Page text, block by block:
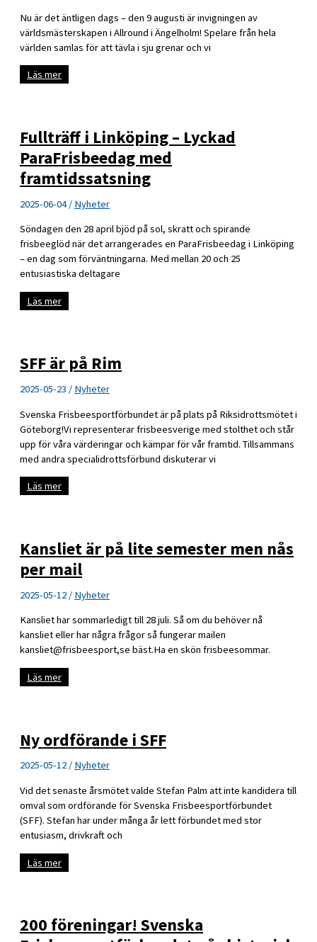
Nu är det äntligen dags – den 9 augusti är invigningen av
världsmästerskapen i Allround i Ängelholm! Spelare från hela
världen samlas för att tävla i sju grenar och vi
VM
i
Läs mer
Fullträff i Linköping – Lyckad
ParaFrisbeedag med
framtidssatsning
2025-06-04/ Nyheter
Söndagen den 28 april bjöd på sol, skratt och spirande
frisbeeglöd när det arrangerades en ParaFrisbeedag i Linköping
– en dag som förväntningarna. Med mellan 20 och 25
entusiastiska deltagare
Fullträff
i
med
framtidssatsning
Läs mer
SFF är på Rim
2025-05-23 / Nyheter
Svenska Frisbeesportförbundet är på plats på Riksidrottsmötet i
Göteborg!Vi representerar frisbeesverige med stolthet och står
upp för våra värderingar och kämpar för vår framtid. Tillsammans
med andra specialidrottsförbund diskuterar vi
SFF
är
Läs mer
Kansliet är på lite semester men nås
per mail
2025-05-12 / Nyheter
Kansliet har sommarledigt till 28 juli. Så om du behöver nå
kansliet eller har några frågor så fungerar mailen
kansliet@frisbeesport,se bäst.Ha en skön frisbeesommar.
Kansliet
är
nås
per
Läs mer
Ny ordförande i SFF
2025-05-12 / Nyheter
Vid det senaste årsmötet valde Stefan Palm att inte kandidera till
omval som ordförande för Svenska Frisbeesportförbundet
(SFF). Stefan har under många år lett förbundet med stor
entusiasm, drivkraft och
Ny
ordförande
Läs mer
200 föreningar! Svenska